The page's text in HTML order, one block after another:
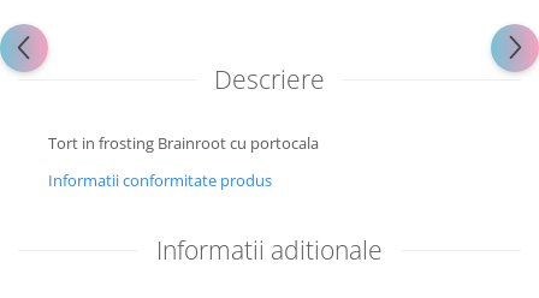
Descriere
Tort in frosting Brainroot cu portocala
Informatii conformitate produs
Informatii aditionale